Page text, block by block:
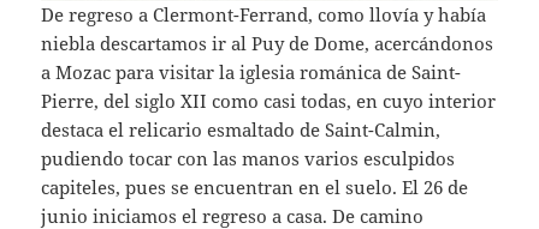
De regreso a Clermont-Ferrand, como llovía y había
niebla descartamos ir al Puy de Dome, acercándonos
a Mozac para visitar la iglesia románica de Saint-
Pierre, del siglo XII como casi todas, en cuyo interior
destaca el relicario esmaltado de Saint-Calmin,
pudiendo tocar con las manos varios esculpidos
capiteles, pues se encuentran en el suelo. El 26 de
junio iniciamos el regreso a casa. De camino